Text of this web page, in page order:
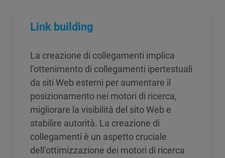
Link building
La creazione di collegamenti implica
l’ottenimento di collegamenti ipertestuali
da siti Web esterni per aumentare il
posizionamento nei motori di ricerca,
migliorare la visibilità del sito Web e
stabilire autorità. La creazione di
collegamenti è un aspetto cruciale
dell’ottimizzazione dei motori di ricerca